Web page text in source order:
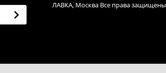
ЛАВКА, Москва Все права защищены